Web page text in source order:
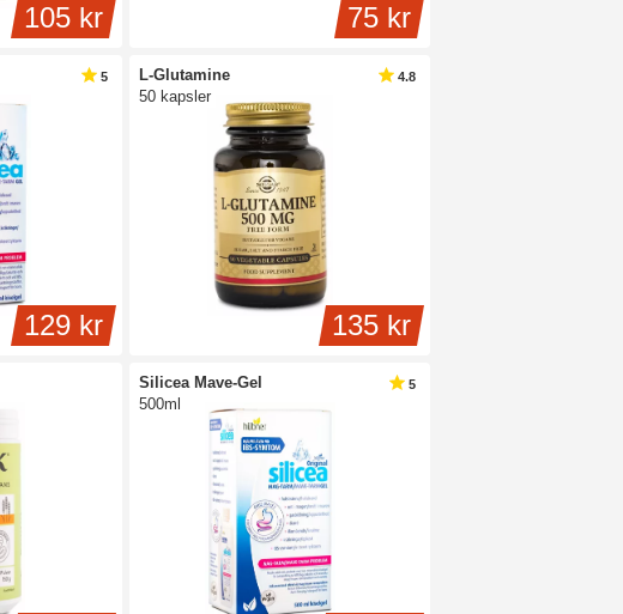
105 kr 75 kr
129 kr
5
L-Glutamine
50 kapsler
135 kr
4.8
Silicea Mave-Gel
500ml
5